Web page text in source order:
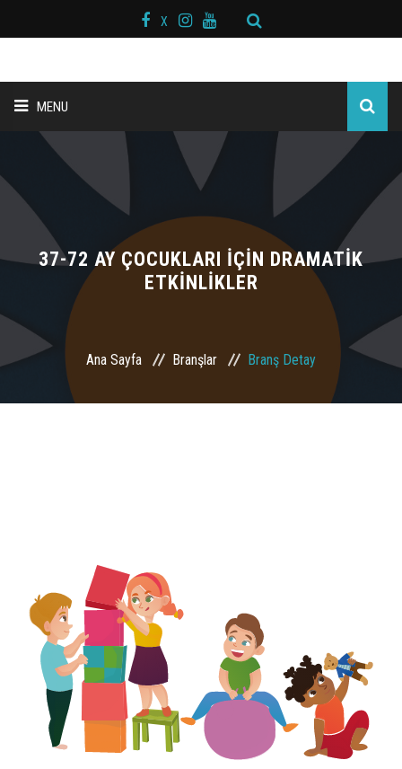
X
MENU
ANA SAYFA
BAŞKAN MESAJI
HAKKIMIZDA
KURS MERKEZLERİ
BRANŞLAR
UZEM
37-72 AY ÇOCUKLARI İÇİN DRAMATİK
ETKİNLİKLER
Ana Sayfa Branşlar Branş Detay